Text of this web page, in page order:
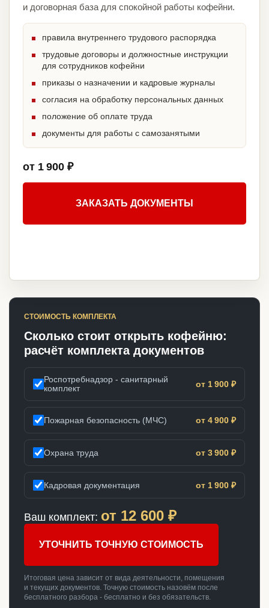
и договорная база для спокойной работы кофейни.
правила внутреннего трудового распорядка
трудовые договоры и должностные инструкции
для сотрудников кофейни
приказы о назначении и кадровые журналы
согласия на обработку персональных данных
положение об оплате труда
документы для работы с самозанятыми
от 1 900 ₽
ЗАКАЗАТЬ ДОКУМЕНТЫ
СТОИМОСТЬ КОМПЛЕКТА
Сколько стоит открыть кофейню:
расчёт комплекта документов
Роспотребнадзор - санитарный
комплект
от 1 900 ₽
Пожарная безопасность (МЧС) от 4 900 ₽
Охрана труда от 3 900 ₽
Кадровая документация от 1 900 ₽
Ваш комплект: от 12 600 ₽
УТОЧНИТЬ ТОЧНУЮ СТОИМОСТЬ
Итоговая цена зависит от вида деятельности, помещения
и текущих документов. Точную стоимость назовём после
бесплатного разбора - бесплатно и без обязательств.